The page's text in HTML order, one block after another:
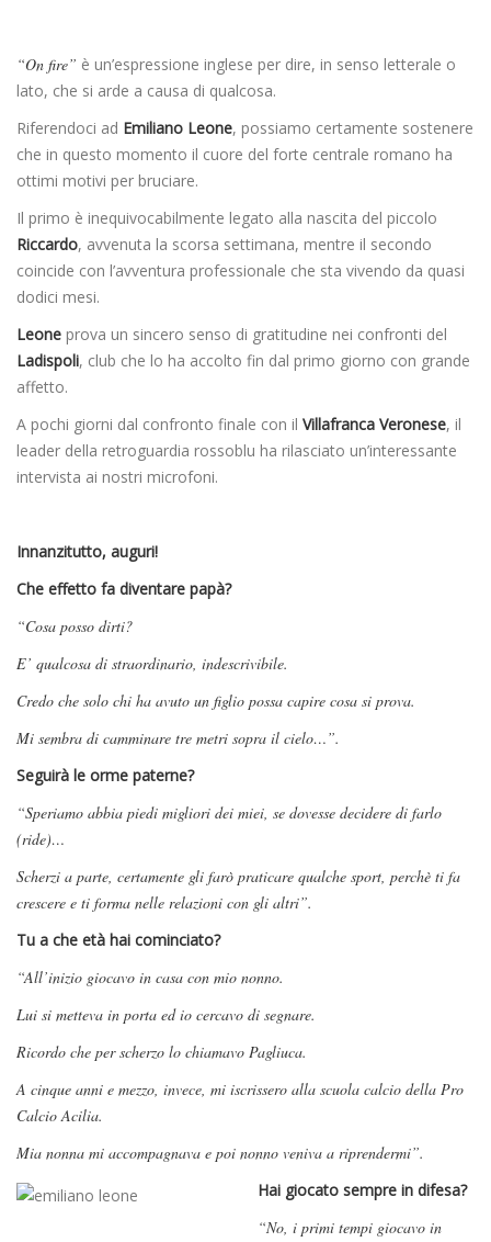
“On fire” è un’espressione inglese per dire, in senso letterale o
lato, che si arde a causa di qualcosa.
Riferendoci ad Emiliano Leone, possiamo certamente sostenere
che in questo momento il cuore del forte centrale romano ha
ottimi motivi per bruciare.
Il primo è inequivocabilmente legato alla nascita del piccolo
Riccardo, avvenuta la scorsa settimana, mentre il secondo
coincide con l’avventura professionale che sta vivendo da quasi
dodici mesi.
Leone prova un sincero senso di gratitudine nei confronti del
Ladispoli, club che lo ha accolto fin dal primo giorno con grande
affetto.
A pochi giorni dal confronto finale con il Villafranca Veronese, il
leader della retroguardia rossoblu ha rilasciato un’interessante
intervista ai nostri microfoni.
Innanzitutto, auguri!
Che effetto fa diventare papà?
“Cosa posso dirti?
E’ qualcosa di straordinario, indescrivibile.
Credo che solo chi ha avuto un figlio possa capire cosa si prova.
Mi sembra di camminare tre metri sopra il cielo…”.
Seguirà le orme paterne?
“Speriamo abbia piedi migliori dei miei, se dovesse decidere di farlo
(ride)…
Scherzi a parte, certamente gli farò praticare qualche sport, perchè ti fa
crescere e ti forma nelle relazioni con gli altri”.
Tu a che età hai cominciato?
“All’inizio giocavo in casa con mio nonno.
Lui si metteva in porta ed io cercavo di segnare.
Ricordo che per scherzo lo chiamavo Pagliuca.
A cinque anni e mezzo, invece, mi iscrissero alla scuola calcio della Pro
Calcio Acilia.
Mia nonna mi accompagnava e poi nonno veniva a riprendermi”.
Hai giocato sempre in difesa?
“No, i primi tempi giocavo in